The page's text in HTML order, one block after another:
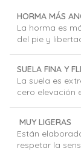
HORMA MÁS
La horma es
del pie y
SUELA FINA Y
La suela es
cero elevación
MUY LIGERAS
Están
respetar la